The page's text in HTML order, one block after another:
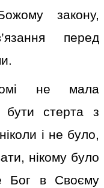
закону,
перед
не мала
стерта з
і не було,
нікому було
Бог в Своєму